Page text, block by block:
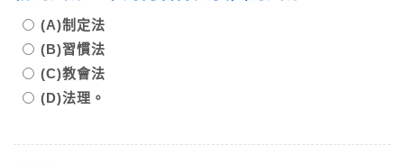
(A)制定法
(B)習慣法
(C)教會法
(D)法理。